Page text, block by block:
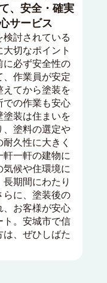
、安全・確実
サービス
討されている
切なポイント
に必ず安全性の
、作業員が安定
えてから塗装を
での作業も安心
塗装は住まいを
、塗料の選定や
久性に大きく
一軒の建物に
候や住環境に
期間にわたり
らに、塗装後の
、お客様が安心
ト。安城市で信
、ぜひしばた